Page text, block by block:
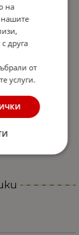
Shark" и още 12
2 метра
на
нашите
друга
от
услуги.